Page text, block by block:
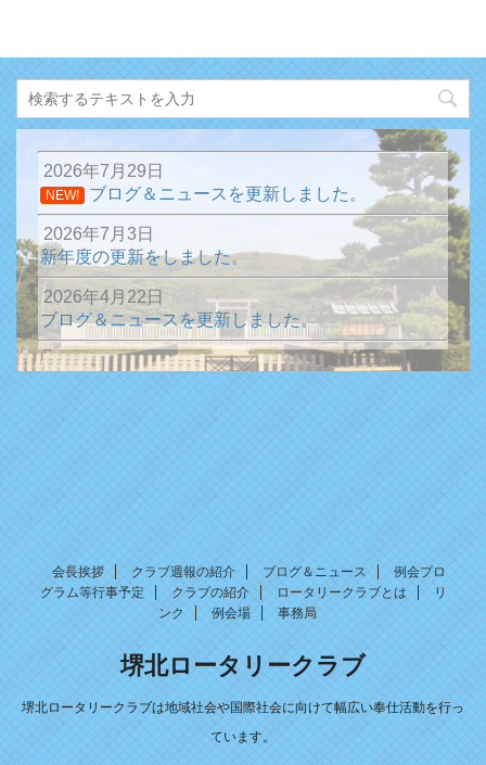
2026年7月29日
NEW! ブログ＆ニュースを更新しました。
2026年7月3日
新年度の更新をしました。
2026年4月22日
ブログ＆ニュースを更新しました。
2026年1月13日
ブログ＆ニュースを更新しました。
2025年12月31日
ブログ＆ニュースを更新しました。
2025年10月15日
ブログ＆ニュースを更新しました。
2025年7月8日
新年度の更新をしました。
2025年1月22日
ブログ＆ニュースを更新しました。
2024年12月31日
ブログ＆ニュースを更新しました。
2024年12月10日
ブログ＆ニュースを更新しました。
会長挨拶 クラブ週報の紹介 ブログ＆ニュース
例会プロ
グラム等行事予定
クラブの紹介 ロータリークラブとは
リ
ンク
例会場 事務局
堺北ロータリークラブ
堺北ロータリークラブは地域社会や国際社会に向けて幅広い奉仕活動を行っ
ています。